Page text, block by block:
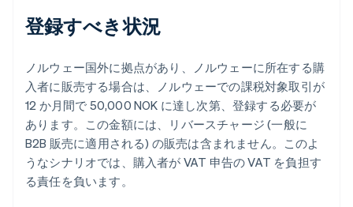
登録すべき状況
ノルウェー国外に拠点があり、ノルウェーに所在する購
入者に販売する場合は、ノルウェーでの課税対象取引が
12 か月間で 50,000 NOK に達し次第、登録する必要が
あります。この金額には、リバースチャージ (一般に
B2B 販売に適用される) の販売は含まれません。このよ
うなシナリオでは、購入者が VAT 申告の VAT を負担す
る責任を負います。